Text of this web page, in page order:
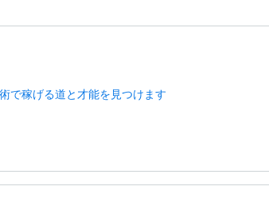
で稼げる道と才能を見つけます